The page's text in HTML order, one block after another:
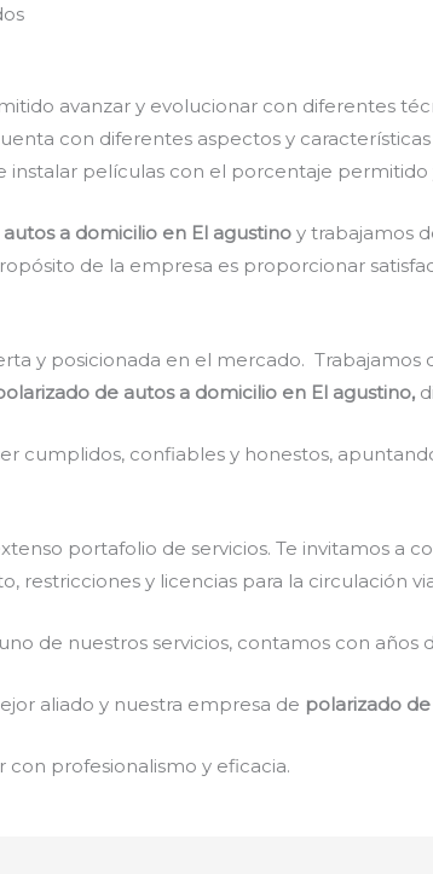
avanzar y evolucionar con diferentes
con diferentes aspectos y
instalar películas con el porcentaje
a domicilio en El agustino y trabajamos
de la empresa es proporcionar
y posicionada en el mercado.
de autos a domicilio en El agustino,
cumplidos, confiables y honestos,
portafolio de servicios. Te invitamos a
restricciones y licencias para la circulación
de nuestros servicios, contamos con años
aliado y nuestra empresa de polarizado
con profesionalismo y eficacia.